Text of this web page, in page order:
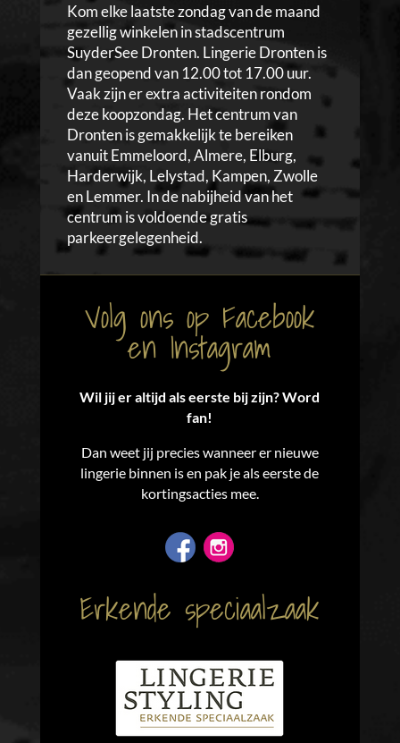
Kom elke laatste zondag van de maand
gezellig winkelen in stadscentrum
SuyderSee Dronten. Lingerie Dronten is
dan geopend van 12.00 tot 17.00 uur.
Vaak zijn er extra activiteiten rondom
deze koopzondag. Het centrum van
Dronten is gemakkelijk te bereiken
vanuit Emmeloord, Almere, Elburg,
Harderwijk, Lelystad, Kampen, Zwolle
en Lemmer. In de nabijheid van het
centrum is voldoende gratis
parkeergelegenheid.
Volg ons op Facebook
en Instagram
Wil jij er altijd als eerste bij zijn? Word
fan!
Dan weet jij precies wanneer er nieuwe
lingerie binnen is en pak je als eerste de
kortingsacties mee.
Erkende speciaalzaak